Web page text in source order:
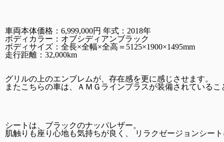
車両本体価格：6,999,000円 年式：2018年
ボディカラー：オブシディアンブラック
ボディサイズ：全長×全幅×全高＝5125×1900×1495mm
走行距離：32,000km
グリルの上のエンブレムが、存在感を更に感じさせます。
またこちらの車は、ＡＭＧラインプラスが装備されている
シートは、ブラックのナッパレザー。
肌触りも座り心地も気持ちが良く、 リラクゼージョンシー